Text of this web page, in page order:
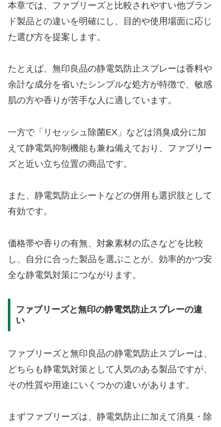
本章では、ファブリーズと比較されやすい他ブラン
ド製品との違いを明確にし、目的や使用場面に応じ
た選び方を提案します。
たとえば、無印良品の静電気防止スプレーは香料や
余計な成分を省いたシンプルな処方が特徴で、敏感
肌の方や香りが苦手な人に適しています。
一方で「リセッシュ除菌EX」などは消臭成分に加
えて静電気抑制機能も兼ね備えており、ファブリー
ズと近い立ち位置の商品です。
また、静電気防止シートなどの併用も選択肢として
有効です。
価格帯や香りの有無、対象素材の広さなどを比較
し、自分に合った製品を選ぶことが、効率的かつ安
全な静電気対策につながります。
ファブリーズと無印の静電気防止スプレーの違
い
ファブリーズと無印良品の静電気防止スプレーは、
どちらも静電気対策として人気のある製品ですが、
その性質や用途にいくつかの違いがあります。
まずファブリーズは、静電気防止に加えて消臭・除